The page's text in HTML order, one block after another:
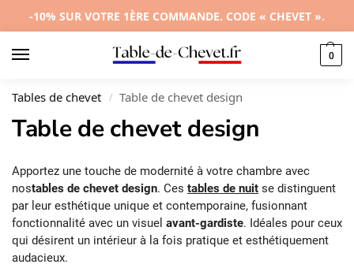
-10% SUR VOTRE 1ÈRE COMMANDE. CODE « CHEVET ».
0
Tables de chevet / Table de chevet design
Table de chevet design
Apportez une touche de modernité à votre chambre avec
nostables de chevet design. Ces tables de nuit se distinguent
par leur esthétique unique et contemporaine, fusionnant
fonctionnalité avec un visuel avant-gardiste. Idéales pour ceux
qui désirent un intérieur à la fois pratique et esthétiquement
audacieux.